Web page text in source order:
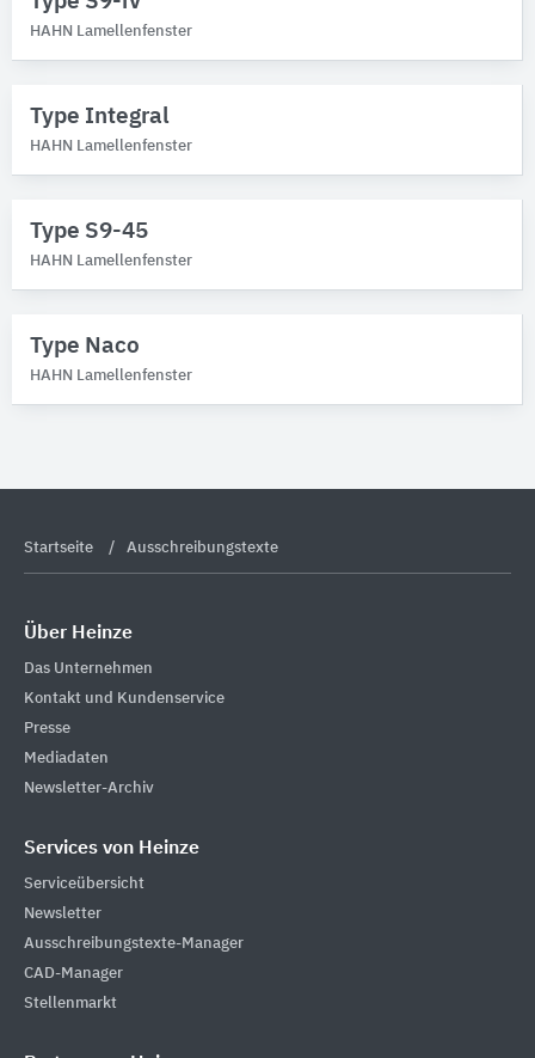
HAHN Lamellenfenster
Type Integral
HAHN Lamellenfenster
Type S9-45
HAHN Lamellenfenster
Type Naco
HAHN Lamellenfenster
Startseite Ausschreibungstexte
Über Heinze
Das Unternehmen
Kontakt und Kundenservice
Presse
Mediadaten
Newsletter-Archiv
Services von Heinze
Serviceübersicht
Newsletter
Ausschreibungstexte-Manager
CAD-Manager
Stellenmarkt